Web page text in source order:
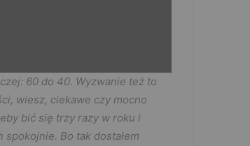
60 do 40. Wyzwanie też to
wiesz, ciekawe czy mocno
bić się trzy razy w roku i
Bo tak dostałem